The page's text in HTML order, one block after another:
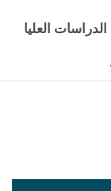
البحث العلمي
العليا